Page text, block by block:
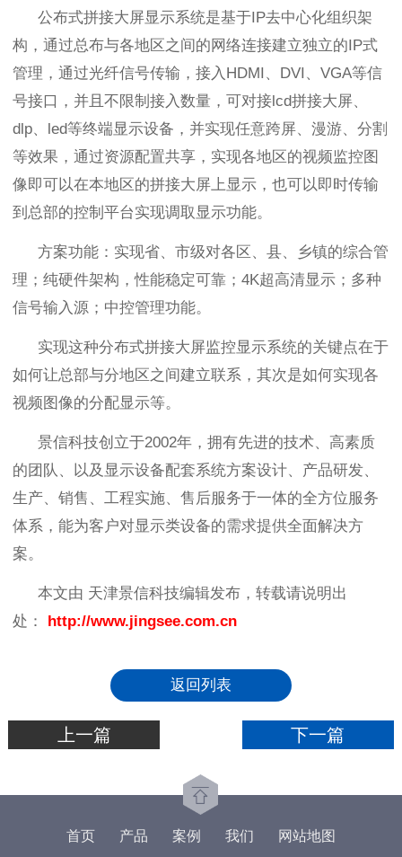
公布式拼接大屏显示系统是基于IP去中心化组织架
构，通过总布与各地区之间的网络连接建立独立的IP式
管理，通过光纤信号传输，接入 HDMI、 DVI、 VGA等信
号接口，并且不限制接入数量，可对接lcd拼接大屏、
dlp、 led等终端显示设备，并实现任意跨屏、漫游、分割
等效果，通过资源配置共享，实现各地区的视频监控图
像即可以在本地区的拼接大屏上显示，也可以即时传输
到总部的控制平台实现调取显示功能。
方案功能：实现省、市级对各区、县、乡镇的综合管
理；纯硬件架构，性能稳定可靠； 4K超高清显示；多种
信号输入源；中控管理功能。
实现这种分布式拼接大屏监控显示系统的关键点在于
如何让总部与分地区之间建立联系，其次是如何实现各
视频图像的分配显示等。
景信科技创立于2002年，拥有先进的技术、高素质
的团队、以及显示设备配套系统方案设计、产品研发、
生产、销售、工程实施、售后服务于一体的全方位服务
体系，能为客户对显示类设备的需求提供全面解决方
案。
本文由 天津景信科技编辑发布，转载请说明出
处：
http://www.jingsee.com.cn
返回列表
上一篇 下一篇
首页 产品 案例 我们 网站地图